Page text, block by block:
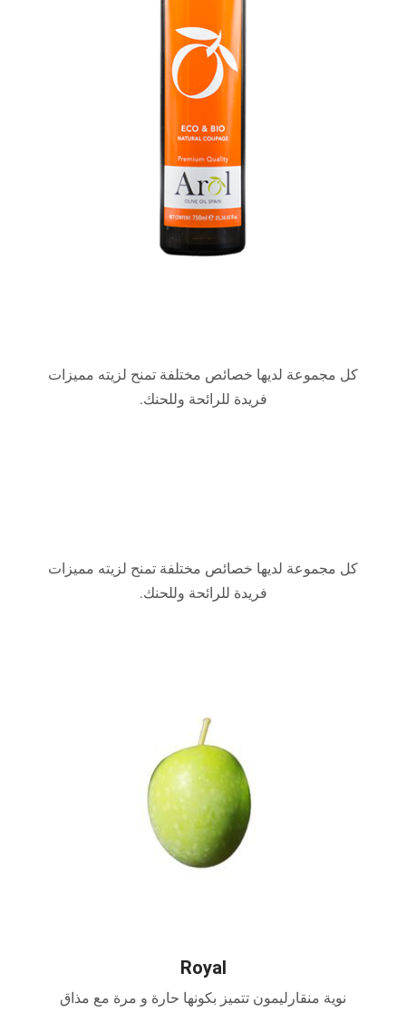
كل مجموعة لديها خصائص مختلفة تمنح لزيته مميزات
فريدة للرائحة وللحنك.
كل مجموعة لديها خصائص مختلفة تمنح لزيته مميزات
فريدة للرائحة وللحنك.
Royal
نوية منقارليمون تتميز بكونها حارة و مرة مع مذاق